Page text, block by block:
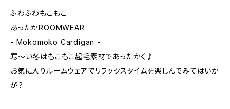
ふわふわもこもこ
あったかROOMWEAR
- Mokomoko Cardigan -
寒〜い冬はもこもこ起毛素材であったかく♪
お気に入りルームウェアでリラックスタイムを楽しんでみてはいか
が？